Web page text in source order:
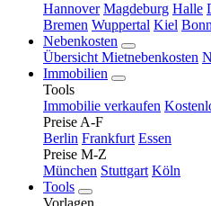
Hannover Magdeburg Halle
Bremen Wuppertal Kiel Bonn
Nebenkosten
Übersicht Mietnebenkosten
Immobilien
Tools
Immobilie verkaufen
Preise A-F
Berlin Frankfurt Essen
Preise M-Z
München Stuttgart Köln
Tools